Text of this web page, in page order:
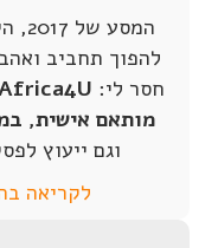
להפוך תחביב
חסר לי:
מותאם אישית,
וגם ייעוץ
לקריאה